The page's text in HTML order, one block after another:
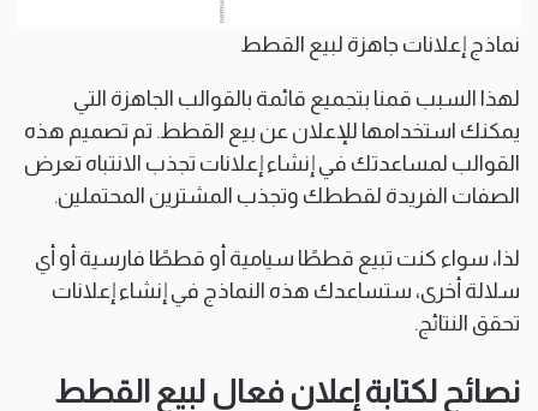
نماذج إعلانات جاهزة لبيع القطط
لهذا السبب قمنا بتجميع قائمة بالقوالب الجاهزة التي
يمكنك استخدامها للإعلان عن بيع القطط. تم تصميم هذه
القوالب لمساعدتك في إنشاء إعلانات تجذب الانتباه تعرض
الصفات الفريدة لقططك وتجذب المشترين المحتملين.
لذا، سواء كنت تبيع قططًا سيامية أو قططًا فارسية أو أي
سلالة أخرى، ستساعدك هذه النماذج في إنشاء إعلانات
تحقق النتائج.
نصائح لكتابة إعلان فعال لبيع القطط